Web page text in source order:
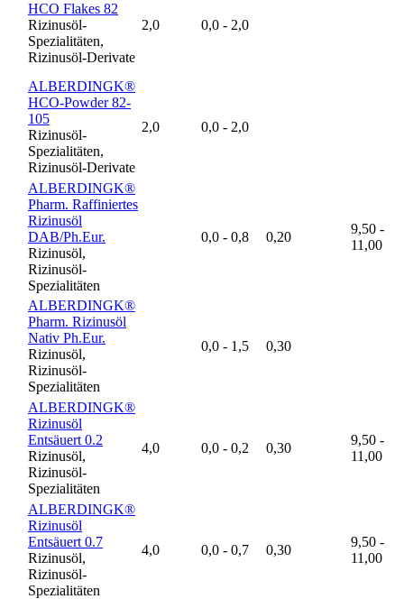
HCO Flakes 82
Rizinusöl-
Spezialitäten,
Rizinusöl-Derivate
2,0 0,0 - 2,0
ALBERDINGK®
HCO-Powder 82-
105
Rizinusöl-
Spezialitäten,
Rizinusöl-Derivate
2,0 0,0 - 2,0
ALBERDINGK®
Pharm. Raffiniertes
Rizinusöl
DAB/Ph.Eur.
Rizinusöl,
Rizinusöl-
Spezialitäten
0,0 - 0,8 0,20
9,50 -
11,00
ALBERDINGK®
Pharm. Rizinusöl
Nativ Ph.Eur.
Rizinusöl,
Rizinusöl-
Spezialitäten
0,0 - 1,5 0,30
ALBERDINGK®
Rizinusöl
Entsäuert 0.2
Rizinusöl,
Rizinusöl-
Spezialitäten
4,0 0,0 - 0,2 0,30
9,50 -
11,00
ALBERDINGK®
Rizinusöl
Entsäuert 0.7
Rizinusöl,
Rizinusöl-
Spezialitäten
4,0 0,0 - 0,7 0,30
9,50 -
11,00